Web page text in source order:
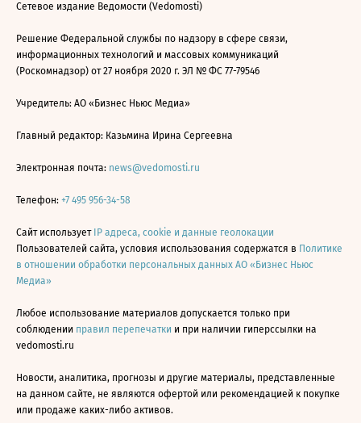
Сетевое издание Ведомости (Vedomosti)
Решение Федеральной службы по надзору в сфере связи,
информационных технологий и массовых коммуникаций
(Роскомнадзор) от 27 ноября 2020 г. ЭЛ № ФС 77-79546
Учредитель: АО «Бизнес Ньюс Медиа»
Главный редактор: Казьмина Ирина Сергеевна
Электронная почта: news@vedomosti.ru
Телефон: +7 495 956-34-58
Сайт использует IP адреса, cookie и данные геолокации
Пользователей сайта, условия использования содержатся в Политике
в отношении обработки персональных данных АО «Бизнес Ньюс
Медиа»
Любое использование материалов допускается только при
соблюдении правил перепечатки и при наличии гиперссылки на
vedomosti.ru
Новости, аналитика, прогнозы и другие материалы, представленные
на данном сайте, не являются офертой или рекомендацией к покупке
или продаже каких-либо активов.